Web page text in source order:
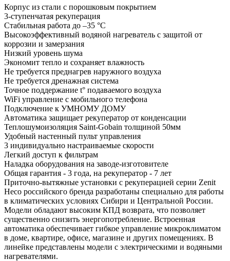
Корпус из стали с порошковым покрытием
3-ступенчатая рекуперация
Стабильная работа до –35 °С
Высокоэффективный водяной нагреватель с защитой от
коррозии и замерзания
Низкий уровень шума
Экономит тепло и сохраняет влажность
Не требуется преднагрев наружного воздуха
Не требуется дренажная система
Точное поддержание t° подаваемого воздуха
WiFi управление с мобильного телефона
Подключение к УМНОМУ ДОМУ
Автоматика защищает рекуператор от конденсации
Теплошумоизоляция Saint-Gobain толщиной 50мм
Удобный настенный пульт управления
3 индивидуально настраиваемые скорости
Легкий доступ к фильтрам
Наладка оборудования на заводе-изготовителе
Общая гарантия - 3 года, на рекуператор - 7 лет
Приточно-вытяжные установки с рекуперацией серии Zenit
Heco российского бренда разработаны специально для работы
в климатических условиях Сибири и Центральной России.
Модели обладают высоким КПД возврата, что позволяет
существенно снизить энергопотребление. Встроенная
автоматика обеспечивает гибкое управление микроклиматом
в доме, квартире, офисе, магазине и других помещениях. В
линейке представлены модели с электрическими и водяными
нагревателями.